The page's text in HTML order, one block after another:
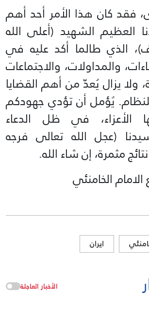
فقد كان هذا الأمر أحد أهم
العظيم الشهيد (أعلى الله
الذي طالما أكد عليه في
والمداولات، والاجتماعات
ولا يزال يُعدّ من أهم القضايا
للنظام. يُؤمل أن تؤدي جهودكم
الأعزاء، في ظل الدعاء
(عجل الله تعالى فرجه
مثمرة، إن شاء الله.
الخامنئي
ايران
الأخبار العاجلة